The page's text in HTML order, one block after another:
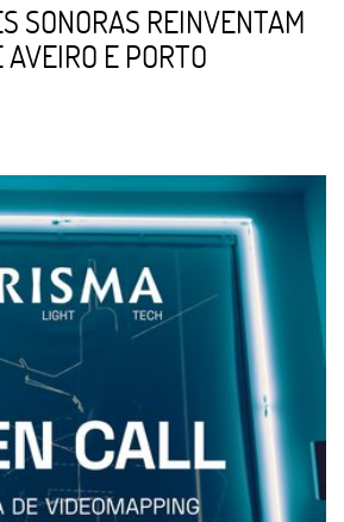
SONORAS REINVENTAM
E PORTO